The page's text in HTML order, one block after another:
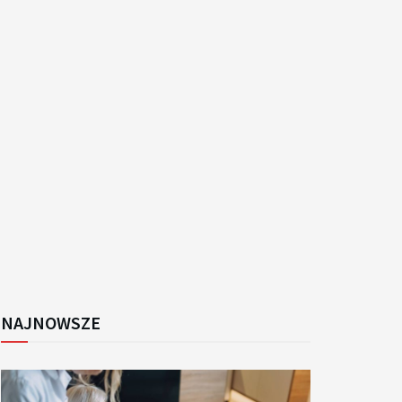
NAJNOWSZE